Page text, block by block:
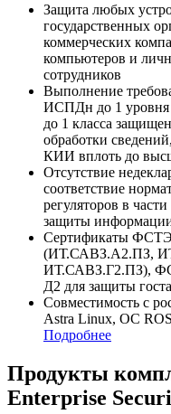
Защита любых
государственных
коммерческих
компьютеров и
сотрудников
Выполнение
ИСПДн до 1 уровня
до 1 класса
обработки
КИИ вплоть до
Отсутствие
соответствие
регуляторов в
защиты
Сертификаты
(ИТ.САВЗ.А2.ПЗ,
ИТ.САВЗ.Г2.ПЗ),
Д2 для защиты
Совместимость с
Astra Linux, ОС
Подробнее
Продукты
Enterprise